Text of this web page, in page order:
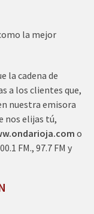
la mejor
la cadena de
a los clientes que,
nuestra emisora
nos elijas tú,
o
FM., 97.7 FM y